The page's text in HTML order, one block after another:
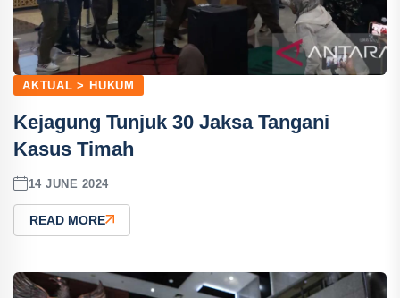
AKTUAL > HUKUM
Kejagung Tunjuk 30 Jaksa Tangani
Kasus Timah
14 JUNE 2024
READ MORE